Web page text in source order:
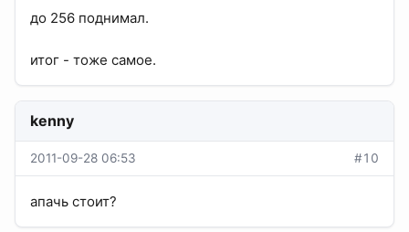
до 256 поднимал.
итог - тоже самое.
kenny
2011-09-28 06:53 #10
апачь стоит?